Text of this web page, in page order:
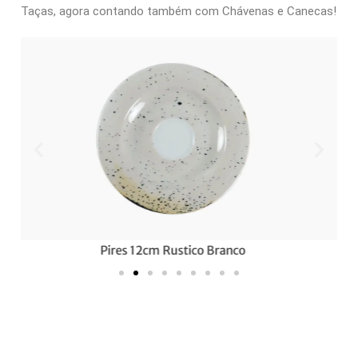
Taças, agora contando também com Chávenas e Canecas!
Pires 18cm Rustico Amarelo